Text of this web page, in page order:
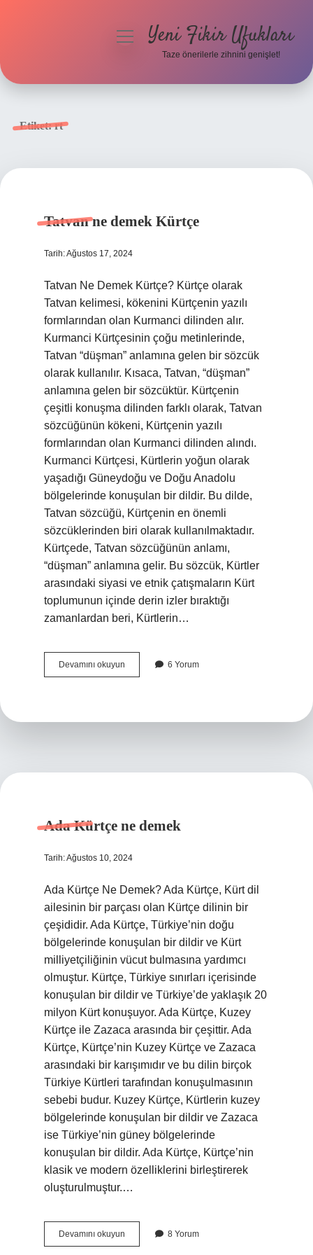
menüyüYeni Fikir Ufukları
Taze önerilerle zihnini genişlet!
Etiket:rt
Tatvan ne demek Kürtçe
Tarih: Ağustos 17, 2024
Tatvan Ne Demek Kürtçe? Kürtçe olarak
Tatvan kelimesi, kökenini Kürtçenin yazılı
formlarından olan Kurmanci dilinden alır.
Kurmanci Kürtçesinin çoğu metinlerinde,
Tatvan “düşman” anlamına gelen bir sözcük
olarak kullanılır. Kısaca, Tatvan, “düşman”
anlamına gelen bir sözcüktür. Kürtçenin
çeşitli konuşma dilinden farklı olarak, Tatvan
sözcüğünün kökeni, Kürtçenin yazılı
formlarından olan Kurmanci dilinden alındı.
Kurmanci Kürtçesi, Kürtlerin yoğun olarak
yaşadığı Güneydoğu ve Doğu Anadolu
bölgelerinde konuşulan bir dildir. Bu dilde,
Tatvan sözcüğü, Kürtçenin en önemli
sözcüklerinden biri olarak kullanılmaktadır.
Kürtçede, Tatvan sözcüğünün anlamı,
“düşman” anlamına gelir. Bu sözcük, Kürtler
arasındaki siyasi ve etnik çatışmaların Kürt
toplumunun içinde derin izler bıraktığı
zamanlardan beri, Kürtlerin…
Devamını okuyun
ne
6 Yorum
Ada Kürtçe ne demek
Tarih: Ağustos 10, 2024
Ada Kürtçe Ne Demek? Ada Kürtçe, Kürt dil
ailesinin bir parçası olan Kürtçe dilinin bir
çeşididir. Ada Kürtçe, Türkiye’nin doğu
bölgelerinde konuşulan bir dildir ve Kürt
milliyetçiliğinin vücut bulmasına yardımcı
olmuştur. Kürtçe, Türkiye sınırları içerisinde
konuşulan bir dildir ve Türkiye’de yaklaşık 20
milyon Kürt konuşuyor. Ada Kürtçe, Kuzey
Kürtçe ile Zazaca arasında bir çeşittir. Ada
Kürtçe, Kürtçe’nin Kuzey Kürtçe ve Zazaca
arasındaki bir karışımıdır ve bu dilin birçok
Türkiye Kürtleri tarafından konuşulmasının
sebebi budur. Kuzey Kürtçe, Kürtlerin kuzey
bölgelerinde konuşulan bir dildir ve Zazaca
ise Türkiye’nin güney bölgelerinde
konuşulan bir dildir. Ada Kürtçe, Kürtçe’nin
klasik ve modern özelliklerini birleştirerek
oluşturulmuştur.…
Devamını okuyun
Kürtçe
8 Yorum